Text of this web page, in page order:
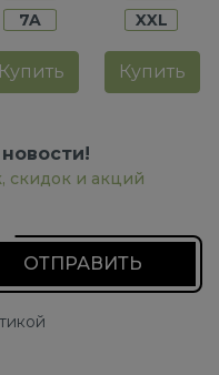
7A
Купить
XXL
Купить
скидок и акций